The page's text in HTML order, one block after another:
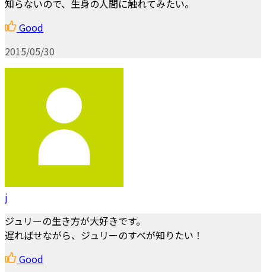
知らないので、生身の人間に触れてみたい。
Good
2015/05/30
j
ジュリーの生き方が大好きです。
遅ればせながら、ジュリーのすべが知りたい！
Good